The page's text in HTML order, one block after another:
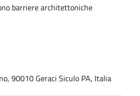
barriere architettoniche
90010 Geraci Siculo PA, Italia